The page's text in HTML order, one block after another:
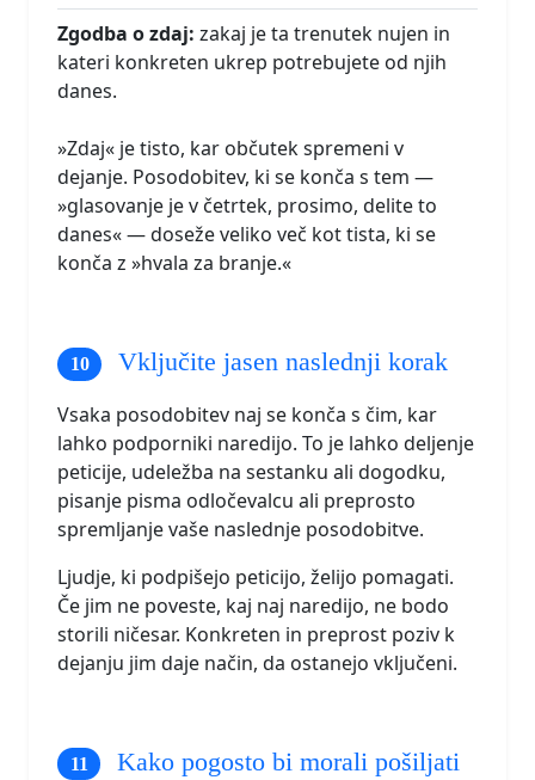
Zgodba o zdaj: zakaj je ta trenutek nujen in
kateri konkreten ukrep potrebujete od njih
danes.
»Zdaj« je tisto, kar občutek spremeni v
dejanje. Posodobitev, ki se konča s tem —
»glasovanje je v četrtek, prosimo, delite to
danes« — doseže veliko več kot tista, ki se
konča z »hvala za branje.«
Vključite jasen naslednji korak
Vsaka posodobitev naj se konča s čim, kar
lahko podporniki naredijo. To je lahko deljenje
peticije, udeležba na sestanku ali dogodku,
pisanje pisma odločevalcu ali preprosto
spremljanje vaše naslednje posodobitve.
Ljudje, ki podpišejo peticijo, želijo pomagati.
Če jim ne poveste, kaj naj naredijo, ne bodo
storili ničesar. Konkreten in preprost poziv k
dejanju jim daje način, da ostanejo vključeni.
Kako pogosto bi morali pošiljati